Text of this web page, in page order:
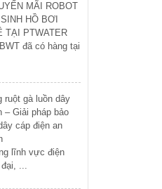
MÃI ROBOT
HỒ BƠI
TẠI PTWATER
đã có hàng tại
ruột gà luồn dây
– Giải pháp bảo
cáp điện an
lĩnh vực điện
...